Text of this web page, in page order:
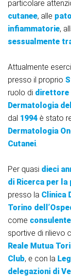
particolare
cutanee, alle
infiammatorie,
sessualmente
Attualmente
presso il proprio
ruolo di direttore
Dermatologia
dal 1994 è stato
Dermatologia
Cutanei.
Per quasi dieci
di Ricerca per la
presso la Clinica
Torino
come
sportive di rilievo
Reale Mutua
Club, e con la
delegazioni di